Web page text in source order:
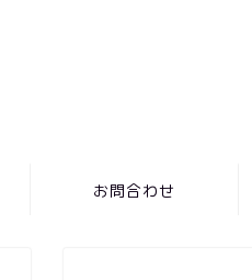
お問合わせ